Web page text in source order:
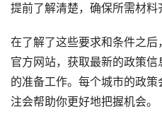
提前了解清楚，确保所需材料
在了解了这些要求和条件之
官方网站，获取最新的政策
的准备工作。每个城市的政
注会帮助你更好地把握机会。